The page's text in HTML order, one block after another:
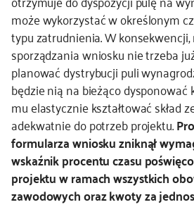
może wykorzystać w określonym
typu zatrudnienia. W
sporządzania wniosku nie trzeba
planować dystrybucji puli
będzie nią na bieżąco
mu elastycznie kształtować skład
adekwatnie do potrzeb projektu.
formularza wniosku zniknął
wskaźnik procentu czasu
projektu w ramach wszystkich
zawodowych oraz kwoty za